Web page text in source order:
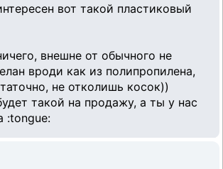
вот такой пластиковый
внешне от обычного не
вроди как из полипропилена,
не отколишь косок))
такой на продажу, а ты у нас
:tongue: